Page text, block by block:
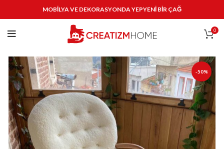
MOBİLYA VE DEKORASYONDA YEPYENİ BİR ÇAĞ
0
-50%